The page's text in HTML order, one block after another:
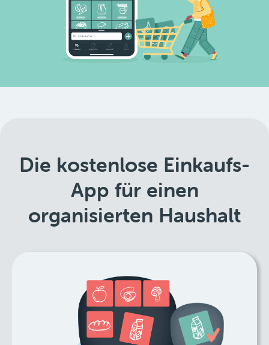
Die kostenlose Einkaufs-
App für einen
organisierten Haushalt